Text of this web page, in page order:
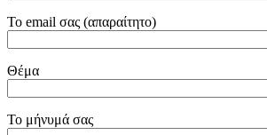
Το email σας (απαραίτητο)
Θέμα
Το μήνυμά σας